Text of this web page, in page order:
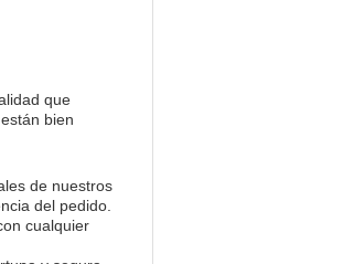
que
bien
de nuestros
del pedido.
cualquier